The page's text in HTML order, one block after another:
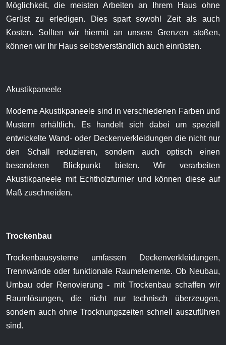
Möglichkeit, die meisten Arbeiten an Ihrem Haus ohne
Gerüst zu erledigen. Dies spart sowohl Zeit als auch
Kosten. Sollten wir hiermit an unsere Grenzen stoßen,
können wir Ihr Haus selbstverständlich auch einrüsten.
Akustikpaneele
Moderne Akustikpaneele sind in verschiedenen Farben und
Mustern erhältlich. Es handelt sich dabei um speziell
entwickelte Wand- oder Deckenverkleidungen die nicht nur
den Schall reduzieren, sondern auch optisch einen
besonderen Blickpunkt bieten. Wir verarbeiten
Akustikpaneele mit Echtholzfurnier und können diese auf
Maß zuschneiden.
Trockenbau
Trockenbausysteme umfassen Deckenverkleidungen,
Trennwände oder funktionale Raumelemente. Ob Neubau,
Umbau oder Renovierung - mit Trockenbau schaffen wir
Raumlösungen, die nicht nur technisch überzeugen,
sondern auch ohne Trocknungszeiten schnell auszuführen
sind.